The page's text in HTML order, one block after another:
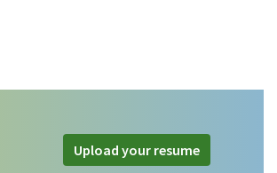
Upload your resume